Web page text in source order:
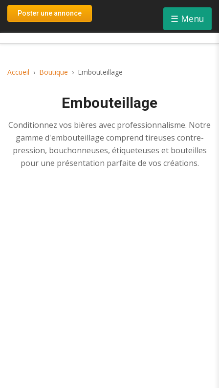
Poster une annonce
Inscription
☰ Menu
Accueil Boutique Embouteillage
Embouteillage
Conditionnez vos bières avec professionnalisme. Notre
gamme d'embouteillage comprend tireuses contre-
pression, bouchonneuses, étiqueteuses et bouteilles
pour une présentation parfaite de vos créations.